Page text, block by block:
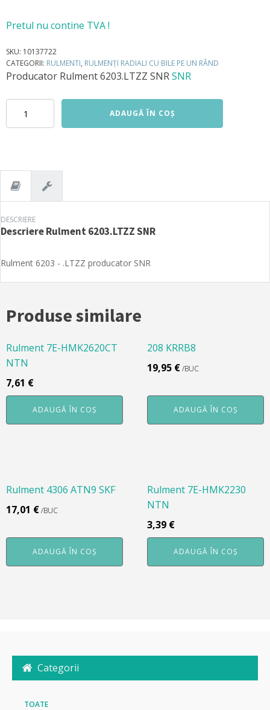
Categorii
TOATE
Pretul nu contine TVA !
SKU: 10137722
CATEGORII: RULMENTI, RULMENȚI RADIALI CU BILE PE UN RÂND
Producator Rulment 6203.LTZZ SNRSNR
Cantitate
ADAUGĂ ÎN COȘ
DESCRIERE
DescriereRulment 6203.LTZZ SNR
Rulment 6203 - .LTZZ producator SNR
Produse similare
Rulment 7E-HMK2620CT
NTN
7,61 €
ADAUGĂ ÎN COȘ
208 KRRB8
19,95 €/BUC
ADAUGĂ ÎN COȘ
Rulment 4306 ATN9 SKF
17,01 €/BUC
ADAUGĂ ÎN COȘ
Rulment 7E-HMK2230
NTN
3,39 €
ADAUGĂ ÎN COȘ